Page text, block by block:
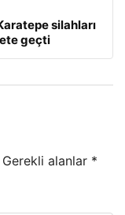
silahları
geçti
Gerekli alanlar *